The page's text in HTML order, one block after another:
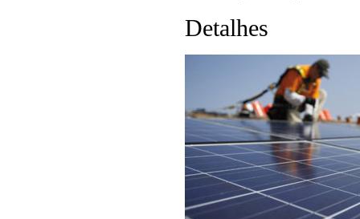
Detalhes